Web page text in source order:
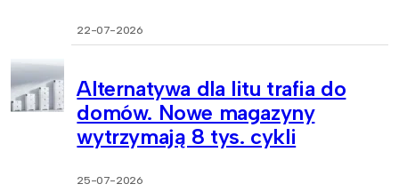
22-07-2026
Alternatywa dla litu trafia do
domów. Nowe magazyny
wytrzymają 8 tys. cykli
25-07-2026